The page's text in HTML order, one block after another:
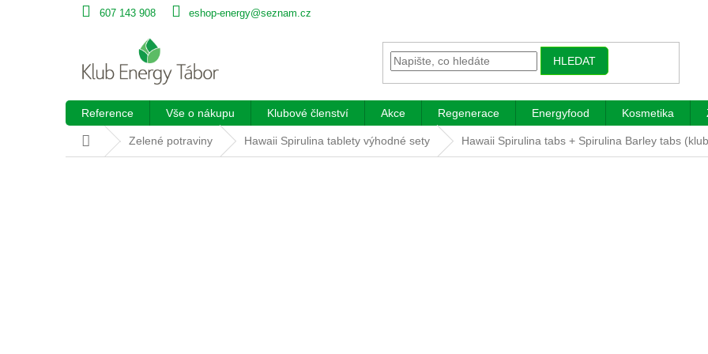
607 143 908 eshop-energy@seznam.cz
HLEDAT
Reference Vše o nákupu Klubové členství Akce Regenerace Energyfood Kosmetika
Domů Zelené potraviny Hawaii Spirulina tablety výhodné sety Hawaii Spirulina tabs + Spirulina Barley tabs